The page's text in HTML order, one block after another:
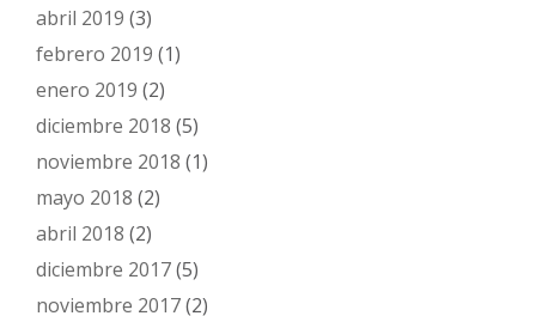
abril 2019 (3)
febrero 2019 (1)
enero 2019 (2)
diciembre 2018 (5)
noviembre 2018 (1)
mayo 2018 (2)
abril 2018 (2)
diciembre 2017(5)
noviembre 2017(2)